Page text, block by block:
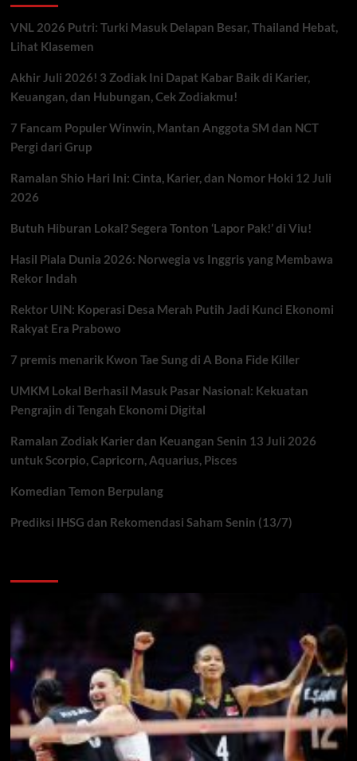
VNL 2026 Putri: Turki Masuk Delapan Besar, Thailand Hebat,
Lihat Klasemen
Akhir Juli 2026! 3 Zodiak Ini Dapat Kabar Baik di Karier,
Keuangan, dan Hubungan, Cek Zodiakmu!
7 Fancam Populer Winwin, Mantan Anggota SM dan NCT
Pergi dari Grup
Ramalan Shio Hari Ini: Cinta, Karier, dan Nomor Hoki 12 Juli
2026
Butuh Hiburan Lokal? Segera Tonton ‘Lapor Pak!’ di Viu!
Hasil Piala Dunia 2026: Norwegia vs Inggris yang Membawa
Rekor Indah
Rektor UIN: Koperasi Desa Merah Putih Jadi Kunci Ekonomi
Rakyat Era Prabowo
7 premis menarik Kwon Tae Sung di A Bona Fide Killer
UMKM Lokal Berhasil Masuk Pasar Nasional: Kekuatan
Pengrajin di Tengah Ekonomi Digital
Ramalan Zodiak Karier dan Keuangan Senin 13 Juli 2026
untuk Scorpio, Capricorn, Aquarius, Pisces
Komedian Temon Berpulang
Prediksi IHSG dan Rekomendasi Saham Senin (13/7)